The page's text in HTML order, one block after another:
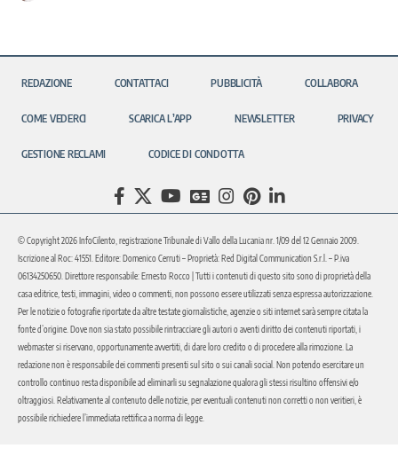
REDAZIONE CONTATTACI PUBBLICITÀ COLLABORA
COME VEDERCI SCARICA L’APP NEWSLETTER PRIVACY
GESTIONE RECLAMI CODICE DI CONDOTTA
© Copyright 2026 InfoCilento, registrazione Tribunale di Vallo della Lucania nr. 1/09 del 12 Gennaio 2009.
Iscrizione al Roc: 41551. Editore: Domenico Cerruti – Proprietà: Red Digital Communication S.r.l. – P.iva
06134250650. Direttore responsabile: Ernesto Rocco | Tutti i contenuti di questo sito sono di proprietà della
casa editrice, testi, immagini, video o commenti, non possono essere utilizzati senza espressa autorizzazione.
Per le notizie o fotografie riportate da altre testate giornalistiche, agenzie o siti internet sarà sempre citata la
fonte d’origine. Dove non sia stato possibile rintracciare gli autori o aventi diritto dei contenuti riportati, i
webmaster si riservano, opportunamente avvertiti, di dare loro credito o di procedere alla rimozione. La
redazione non è responsabile dei commenti presenti sul sito o sui canali social. Non potendo esercitare un
controllo continuo resta disponibile ad eliminarli su segnalazione qualora gli stessi risultino offensivi e/o
oltraggiosi. Relativamente al contenuto delle notizie, per eventuali contenuti non corretti o non veritieri, è
possibile richiedere l’immediata rettifica a norma di legge.